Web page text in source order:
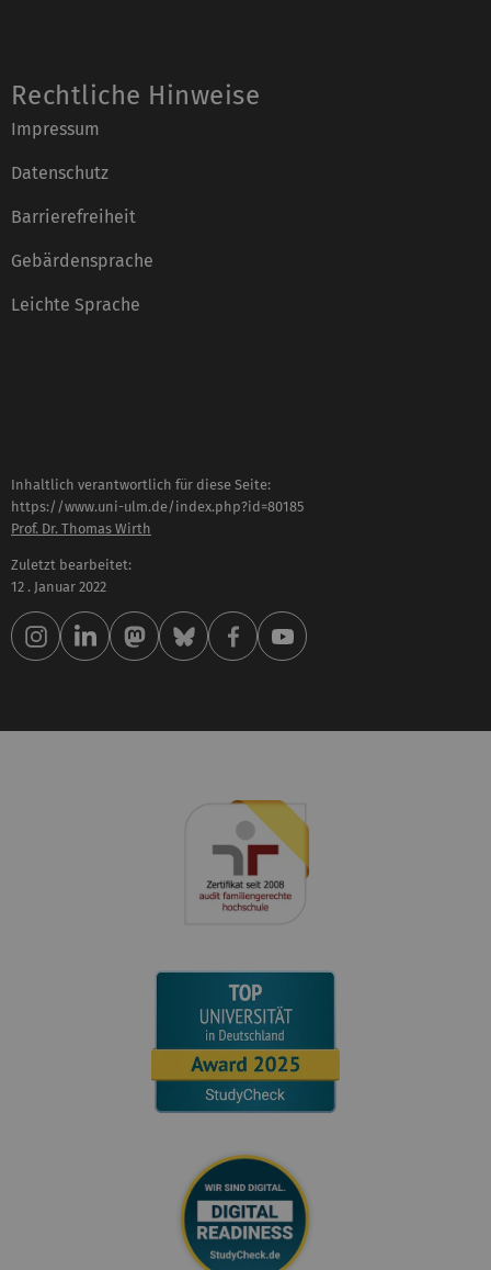
Rechtliche Hinweise
Impressum
Datenschutz
Barrierefreiheit
Gebärdensprache
Leichte Sprache
Inhaltlich verantwortlich für diese Seite:
https://www.uni-ulm.de/index.php?id=80185
Prof. Dr. Thomas Wirth
Zuletzt bearbeitet:
12 . Januar 2022